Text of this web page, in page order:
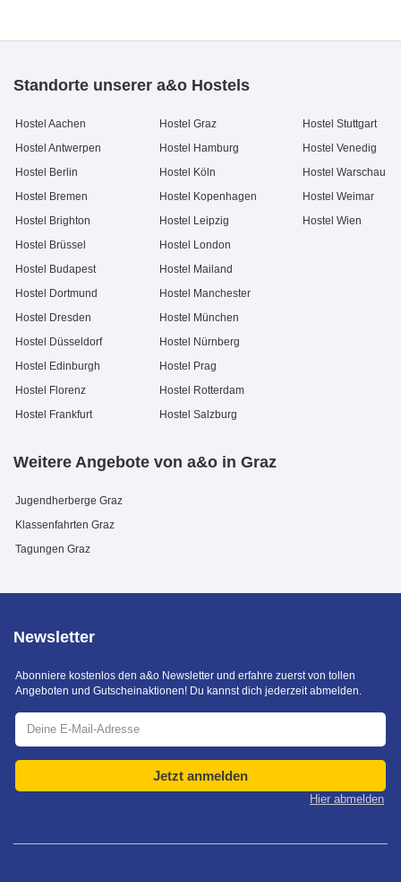
Standorte unserer a&o Hostels
Hostel Aachen
Hostel Antwerpen
Hostel Berlin
Hostel Bremen
Hostel Brighton
Hostel Brüssel
Hostel Budapest
Hostel Dortmund
Hostel Dresden
Hostel Düsseldorf
Hostel Edinburgh
Hostel Florenz
Hostel Frankfurt
Hostel Graz
Hostel Hamburg
Hostel Köln
Hostel Kopenhagen
Hostel Leipzig
Hostel London
Hostel Mailand
Hostel Manchester
Hostel München
Hostel Nürnberg
Hostel Prag
Hostel Rotterdam
Hostel Salzburg
Hostel Stuttgart
Hostel Venedig
Hostel Warschau
Hostel Weimar
Hostel Wien
Weitere Angebote von a&o in Graz
Jugendherberge Graz
Klassenfahrten Graz
Tagungen Graz
Newsletter
Abonniere kostenlos den a&o Newsletter und erfahre zuerst von tollen
Angeboten und Gutscheinaktionen! Du kannst dich jederzeit abmelden.
Jetzt anmelden
Hier abmelden